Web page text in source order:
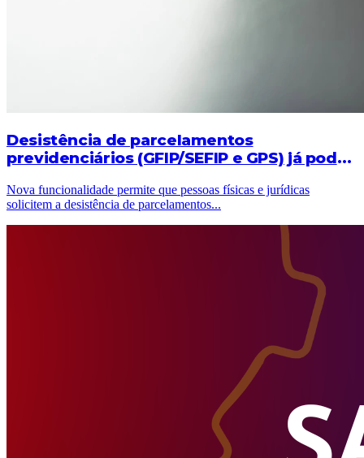
Desistência de parcelamentos
previdenciários (GFIP/SEFIP e GPS) já pode
Nova funcionalidade permite que pessoas físicas e jurídicas
solicitem a desistência de parcelamentos...